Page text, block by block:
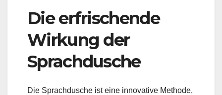
Die erfrischende
Wirkung der
Sprachdusche
Die Sprachdusche ist eine innovative Methode,